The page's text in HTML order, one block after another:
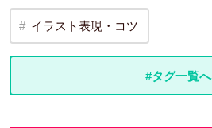
イラスト表現・コツ
#タグ一覧へ